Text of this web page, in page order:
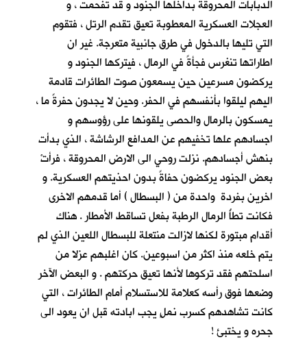
الدبابات المحروقة بداخلها الجنود و قد تفحمت ، و
العجلات العسكرية المعطوبة تعيق تقدم الرتل ، فتقوم
التي تليها بالدخول في طرق جانبية متعرجة. غير ان
اطاراتها تنغرس فجأةً في الرمال ، فيتركها الجنود و
يركضون مسرعين حين يسمعون صوت الطائرات قادمة
اليهم ليلقوا بأنفسهم في الحفر. وحين لا يجدون حفرةً ما ،
يمسكون بالرمال والحصى يلقونها على رؤوسهم و
اجسادهم علها تخفيهم عن المدافع الرشاشة ، الذي بدأت
بنهش أجسادهم. نزلت روحي الى الارض المحروقة ، فرأتْ
بعض الجنود يركضون حفاةً بدون احذيتهم العسكرية. و
اخرين بفردة واحدة من ( البسطال ) أما قدمهم الاخرى
فكانت تطأُ الرمال الرطبة بفعل تساقط الأمطار . هناك
أقدام مبتورة لكنها لازالت منتعلة للبسطال اللعين الذي لم
يتم خلعه منذ اكثر من اسبوعين. كان اغلبهم عزلا من
اسلحتهم فقد تركوها لأنها تعيق حركتهم . و البعض الآخر
وضعها فوق رأسه كعلامة للاستسلام أمام الطائرات ، التي
كانت تشاهدهم كسرب نملٍ يجب ابادته قبل ان يعود الى
جحره و يختبئ !